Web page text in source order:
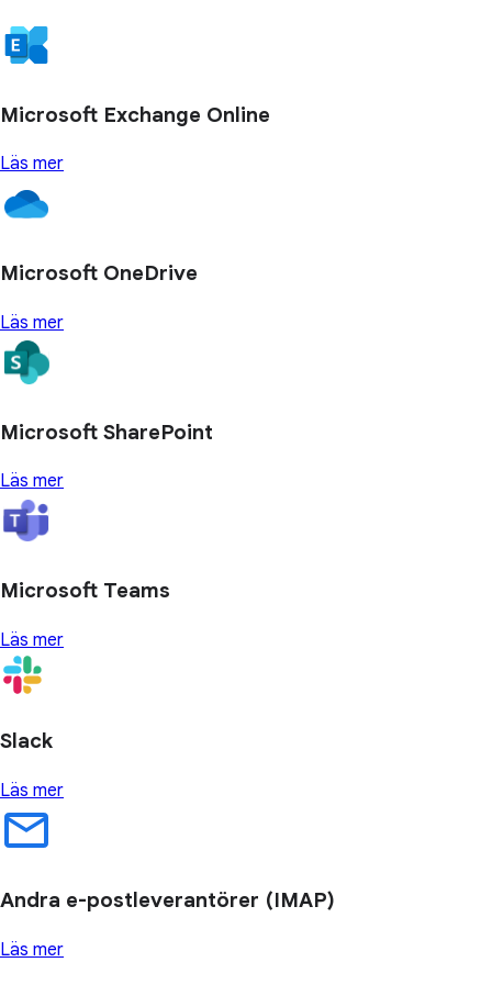
Microsoft Exchange Online
Läs mer
Microsoft OneDrive
Läs mer
Microsoft SharePoint
Läs mer
Microsoft Teams
Läs mer
Slack
Läs mer
Andra e-postleverantörer (IMAP)
Läs mer